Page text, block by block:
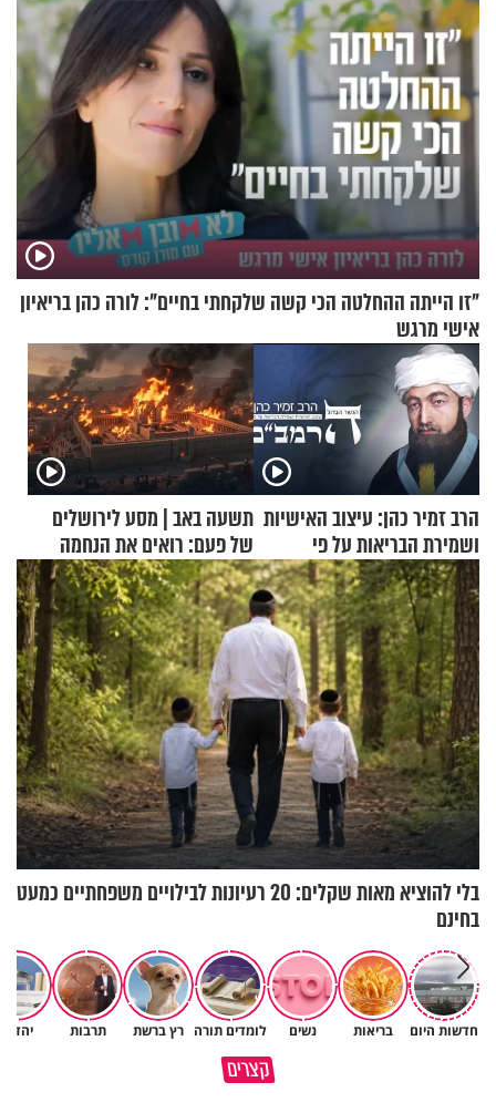
"זו הייתה ההחלטה הכי קשה שלקחתי בחיים": לורה כהן בריאיון
אישי מרגש
הרב זמיר כהן: עיצוב האישיות
ושמירת הבריאות על פי
הרמב"ם - פרק 13
תשעה באב | מסע לירושלים
של פעם: רואים את הנחמה
בלי להוציא מאות שקלים: 20 רעיונות לבילויים משפחתיים כמעט
בחינם
חדשות היום בריאות נשים לומדים תורה רץ ברשת תרבות יהדות
קצרים
סגולה שתעזור לכם למתן את
"אנחנו מאמינים שהיימנוט
נחטפה": טספאי קסאו על בתו